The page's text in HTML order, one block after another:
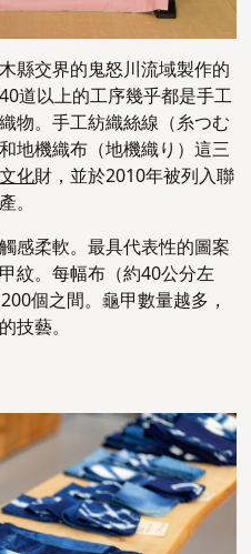
縣交界的鬼怒川流域製作的
道以上的工序幾乎都是手工
物。手工紡織絲線（糸つむ
地機織布（地機織り）這三
文化財，並於2010年被列入聯
。
感柔軟。最具代表性的圖案
紋。每幅布（約40公分左
個之間。龜甲數量越多，
技藝。